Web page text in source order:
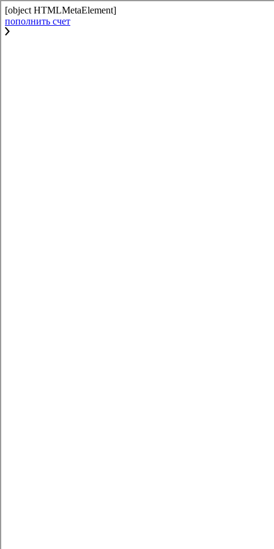
[object HTMLMetaElement]
пополнить счет